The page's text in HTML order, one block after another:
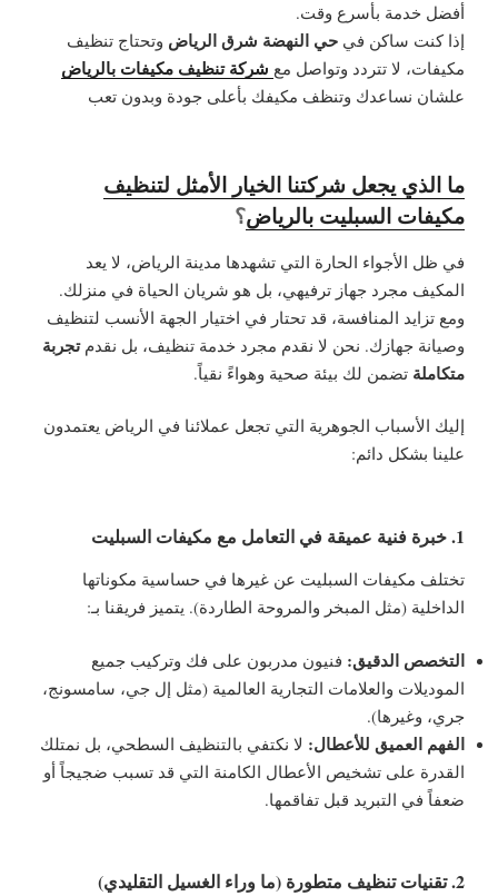
أفضل خدمة بأسرع وقت.
إذا كنت ساكن في حي النهضة شرق الرياض وتحتاج تنظيف
مكيفات، لا تتردد وتواصل مع شركة تنظيف مكيفات بالرياض
علشان نساعدك وتنظف مكيفك بأعلى جودة وبدون تعب
ما الذي يجعل شركتنا الخيار الأمثل لتنظيف
مكيفات السبليت بالرياض؟
في ظل الأجواء الحارة التي تشهدها مدينة الرياض، لا يعد
المكيف مجرد جهاز ترفيهي، بل هو شريان الحياة في منزلك.
ومع تزايد المنافسة، قد تحتار في اختيار الجهة الأنسب لتنظيف
وصيانة جهازك. نحن لا نقدم مجرد خدمة تنظيف، بل نقدمتجربة
متكاملة تضمن لك بيئة صحية وهواءً نقياً.
إليك الأسباب الجوهرية التي تجعل عملائنا في الرياض يعتمدون
علينا بشكل دائم:
1. خبرة فنية عميقة في التعامل مع مكيفات السبليت
تختلف مكيفات السبليت عن غيرها في حساسية مكوناتها
الداخلية (مثل المبخر والمروحة الطاردة). يتميز فريقنا بـ:
التخصص الدقيق: فنيون مدربون على فك وتركيب جميع
الموديلات والعلامات التجارية العالمية (مثل إل جي، سامسونج،
جري، وغيرها).
الفهم العميق للأعطال: لا نكتفي بالتنظيف السطحي، بل نمتلك
القدرة على تشخيص الأعطال الكامنة التي قد تسبب ضجيجاً أو
ضعفاً في التبريد قبل تفاقمها.
2. تقنيات تنظيف متطورة (ما وراء الغسيل التقليدي)